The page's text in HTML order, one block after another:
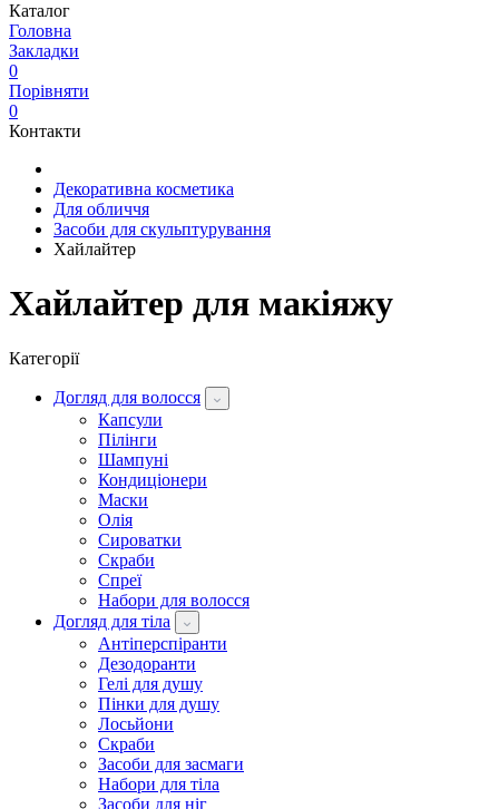
Каталог
Головна
Закладки
0
Порівняти
0
Контакти
Декоративна косметика
Для обличчя
Засоби для скульптурування
Хайлайтер
Хайлайтер для макіяжу
Категорії
Догляд для волосся
Капсули
Пілінги
Шампуні
Кондиціонери
Маски
Олія
Сироватки
Скраби
Спреї
Набори для волосся
Догляд для тіла
Антіперспіранти
Дезодоранти
Гелі для душу
Пінки для душу
Лосьйони
Скраби
Засоби для засмаги
Набори для тіла
Засоби для ніг